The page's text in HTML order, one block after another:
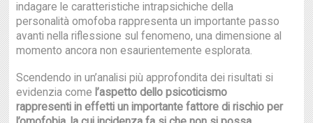
indagare le caratteristiche intrapsichiche della
personalità omofoba rappresenta un importante passo
avanti nella riflessione sul fenomeno, una dimensione al
momento ancora non esaurientemente esplorata.
Scendendo in un’analisi più approfondita dei risultati si
evidenzia come l’aspetto dello psicoticismo
rappresenti in effetti un importante fattore di rischio per